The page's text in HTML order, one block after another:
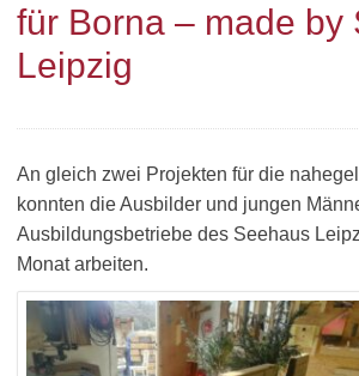
für Borna – made by
Leipzig
An gleich zwei Projekten für die
konnten die Ausbilder und jungen
Ausbildungsbetriebe des Seehaus
Monat arbeiten.